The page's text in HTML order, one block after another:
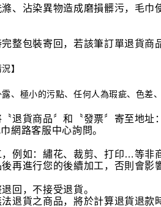
、沾染異物造成磨損髒污，毛
整包裝寄回，若該筆訂單退貨
】
、極小的污點、任何人為瑕疵、色差
退貨商品〞和〝發票〞寄至地
網路客服中心詢問。
，例如：繡花、裁剪、打印…等非
後再進行您的後續加工，否則會影
回，不接受退貨。
退貨之商品，將於計算退貨退款